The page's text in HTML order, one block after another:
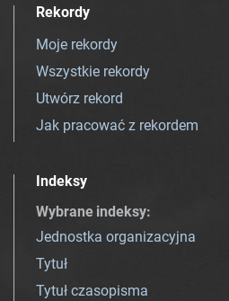
Rekordy
Moje rekordy
Wszystkie rekordy
Utwórz rekord
Jak pracować z rekordem
Indeksy
Wybrane indeksy:
Jednostka organizacyjna
Tytuł
Tytuł czasopisma